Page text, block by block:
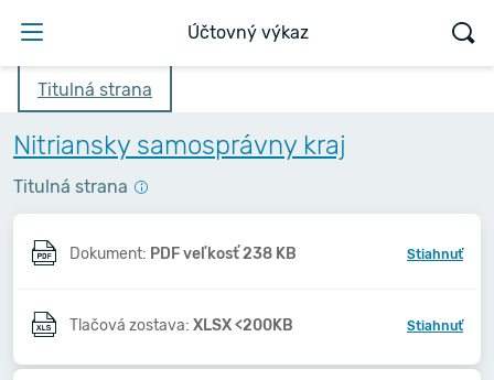
Účtovný výkaz
Titulná strana
Nitriansky samosprávny kraj
Titulná strana
Dokument: PDF veľkosť 238 KB Stiahnuť
Tlačová zostava: XLSX <200KB Stiahnuť